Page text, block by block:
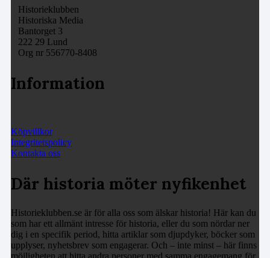
Historieklubben
Historiska Media
Bantorget 3
222 29 Lund
Org nr 556770-8408
Information
Köpvillkor
Integritetspolicy
Kontakta oss
Där historia möter nyfikenhet
Historieklubben.se är för alla oss som älskar historia! Här kan du
som har ett allmänt intresse för historia, eller du som nördar ner
dig i en specifik period, hitta artiklar som djupdyker, böcker som
upplyser, nyhetsbrev som engagerar. Och – inte minst – här finns